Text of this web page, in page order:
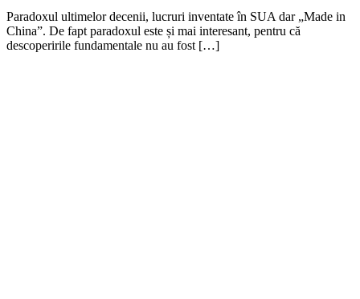
Paradoxul ultimelor decenii, lucruri inventate în SUA dar „Made in
China”. De fapt paradoxul este și mai interesant, pentru că
descoperirile fundamentale nu au fost […]